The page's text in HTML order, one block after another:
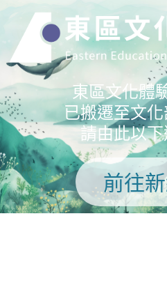
東區文化體
已搬遷至文
請由此以
前往